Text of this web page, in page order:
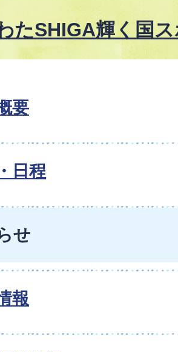
たSHIGA輝く国
要
日程
せ
報